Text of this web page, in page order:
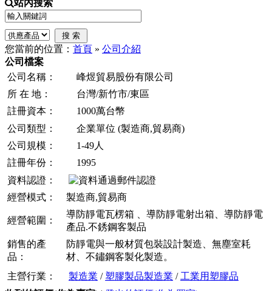
站內搜索
您當前的位置： 首頁 » 公司介紹
公司檔案
公司名稱：
峰煜貿易股份有限公司
所 在 地：
台灣/新竹市/東區
註冊資本：
1000萬台幣
公司類型：
企業單位 (製造商,貿易商)
公司規模：
1-49人
註冊年份：
1995
資料認證：
經營模式：
製造商,貿易商
經營範圍：
導防靜電瓦楞箱 、導防靜電射出箱、導防靜電
產品.不銹鋼客製品
銷售的產
品：
防靜電與一般材質包裝設計製造、無塵室耗
材、不鏽鋼客製化製造。
主營行業：
製造業 / 塑膠製品製造業 / 工業用塑膠品